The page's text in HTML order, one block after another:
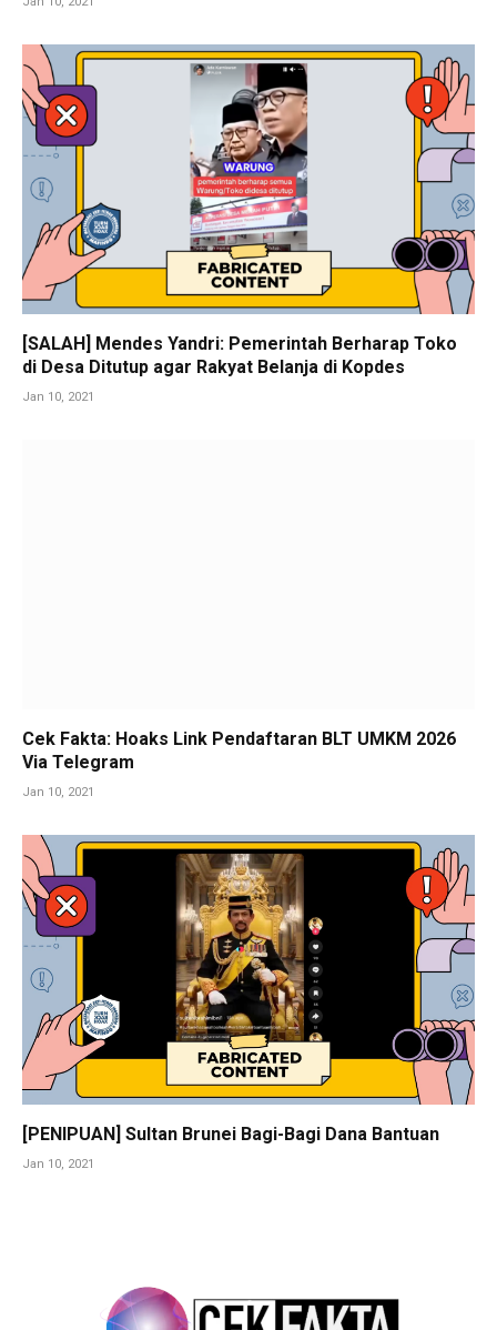
[SALAH] Mendes Yandri: Pemerintah Berharap Toko
di Desa Ditutup agar Rakyat Belanja di Kopdes
Jan 10, 2021
Cek Fakta: Hoaks Link Pendaftaran BLT UMKM 2026
Via Telegram
Jan 10, 2021
[PENIPUAN] Sultan Brunei Bagi-Bagi Dana Bantuan
Jan 10, 2021